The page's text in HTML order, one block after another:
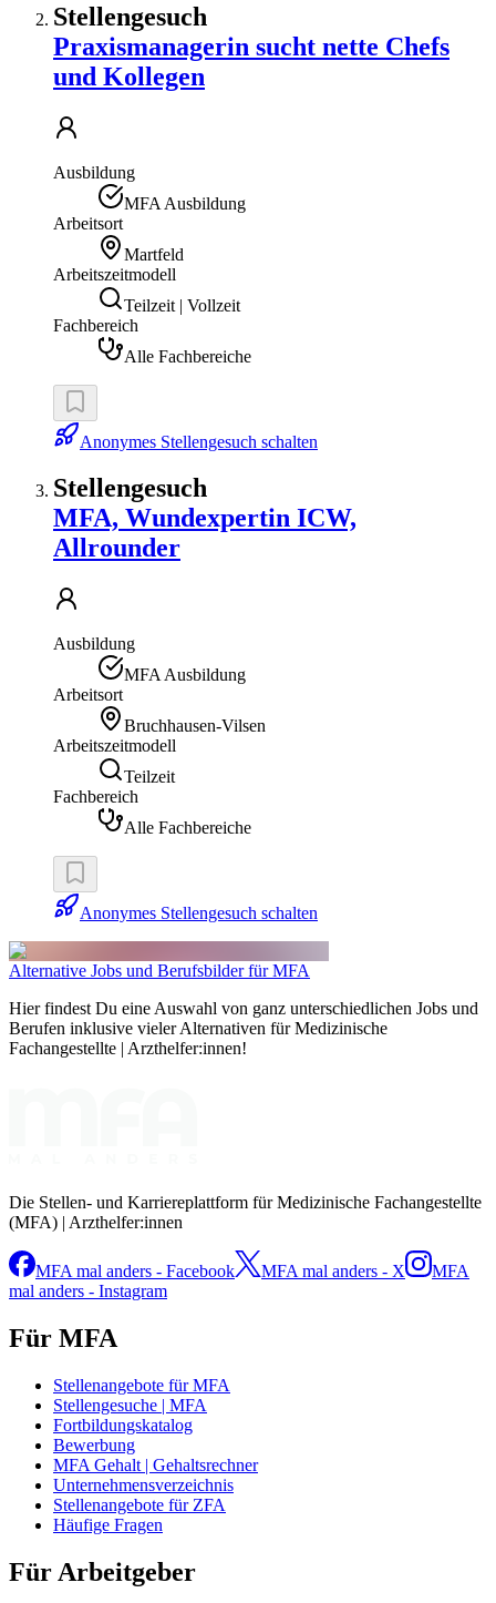
Stellengesuch
Praxismanagerin sucht nette Chefs
und Kollegen
Ausbildung
MFA Ausbildung
Arbeitsort
Martfeld
Arbeitszeitmodell
Teilzeit | Vollzeit
Fachbereich
Alle Fachbereiche
Anonymes Stellengesuch schalten
Stellengesuch
MFA, Wundexpertin ICW,
Allrounder
Ausbildung
MFA Ausbildung
Arbeitsort
Bruchhausen-Vilsen
Arbeitszeitmodell
Teilzeit
Fachbereich
Alle Fachbereiche
Anonymes Stellengesuch schalten
Alternative Jobs und Berufsbilder für MFA
Hier findest Du eine Auswahl von ganz unterschiedlichen Jobs und
Berufen inklusive vieler Alternativen für Medizinische
Fachangestellte | Arzthelfer:innen!
Die Stellen- und Karriereplattform für Medizinische Fachangestellte
(MFA) | Arzthelfer:innen
MFA mal anders - Facebook MFA mal anders - X
MFA
mal anders - Instagram
Für MFA
Stellenangebote für MFA
Stellengesuche | MFA
Fortbildungskatalog
Bewerbung
MFA Gehalt | Gehaltsrechner
Unternehmensverzeichnis
Stellenangebote für ZFA
Häufige Fragen
Für Arbeitgeber